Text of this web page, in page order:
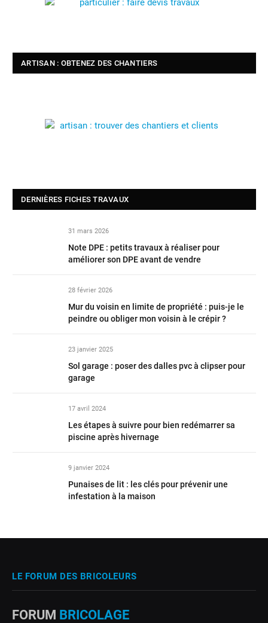
ARTISAN : OBTENEZ DES CHANTIERS
DERNIÈRES FICHES TRAVAUX
31 mars 2026
Note DPE : petits travaux à réaliser pour
améliorer son DPE avant de vendre
28 février 2026
Mur du voisin en limite de propriété : puis-je le
peindre ou obliger mon voisin à le crépir ?
23 janvier 2025
Sol garage : poser des dalles pvc à clipser pour
garage
17 avril 2024
Les étapes à suivre pour bien redémarrer sa
piscine après hivernage
9 janvier 2024
Punaises de lit : les clés pour prévenir une
infestation à la maison
LE FORUM DES BRICOLEURS
FORUM BRICOLAGE